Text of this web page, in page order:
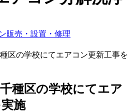
販売・設置・修理
区の学校にてエアコン更新工事を
種区の学校にてエア
施